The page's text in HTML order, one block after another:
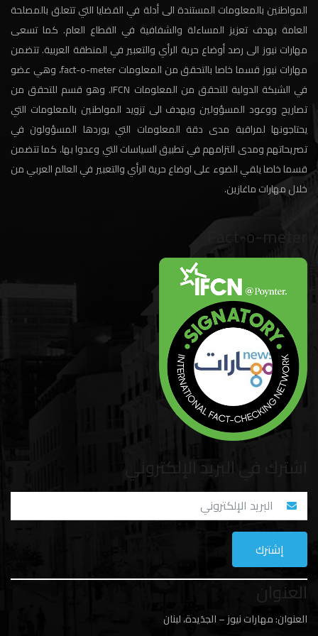
المواطنين بالمعلومات المستندة الى أدلة في القضايا التي تتعلق بالمصلحة
العامة بهدف تعزيز المساءلة والشفافية في القطاع العام. كما تسعى
مهارات نيوز الى رصد أوضاع حرية الرأي والتعبير في المنطقة العربية. تتضمن
مهارات نيوز قسما خاصا بالتحقق من المعلومات fact-o-meter، وهي عضو
في الشبكة الدولية للتحقق من المعلومات IFCN. وهو قسم للتحقق من
تصاريح ووعود المسؤولين ويهدف الى تزويد المواطنين بالمعلومات التي
يحتاجونها لمراقبة مدى دقة المعلومات التي يوردها المسؤولون في
تصريحاتهم ومدى التزامهم في تطبيق السياسات التي وعدوا بها. كما تتضمن
قسما خاصا يلقي الضوء على اوضاع حرية الرأي والتعبير في العالم العربي من
خلال مهارات ماغازين.
Fact-o-meter
اشترك في البريد الإلكتروني
العنوان
العنوان: مهارات نيوز – الجدَيدة، لبنان